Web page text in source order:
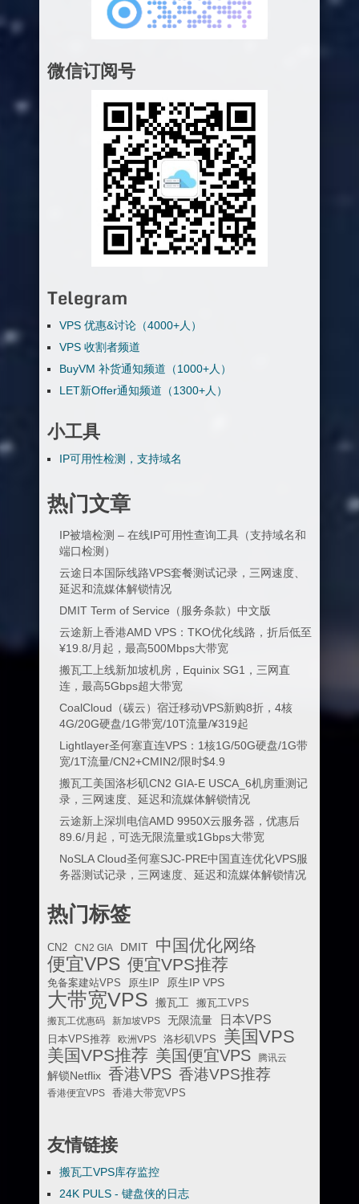
微信订阅号
Telegram
VPS 优惠&讨论（4000+人）
VPS 收割者频道
BuyVM 补货通知频道（1000+人）
LET新Offer通知频道（1300+人）
小工具
IP可用性检测，支持域名
热门文章
IP被墙检测 – 在线IP可用性查询工具（支持域名和
端口检测）
云途日本国际线路VPS套餐测试记录，三网速度、
延迟和流媒体解锁情况
DMIT Term of Service（服务条款）中文版
云途新上香港AMD VPS：TKO优化线路，折后低至
¥19.8/月起，最高500Mbps大带宽
搬瓦工上线新加坡机房，Equinix SG1，三网直
连，最高5Gbps超大带宽
CoalCloud（碳云）宿迁移动VPS新购8折，4核
4G/20G硬盘/1G带宽/10T流量/¥319起
Lightlayer圣何塞直连VPS：1核1G/50G硬盘/1G带
宽/1T流量/CN2+CMIN2/限时$4.9
搬瓦工美国洛杉矶CN2 GIA-E USCA_6机房重测记
录，三网速度、延迟和流媒体解锁情况
云途新上深圳电信AMD 9950X云服务器，优惠后
89.6/月起，可选无限流量或1Gbps大带宽
NoSLA Cloud圣何塞SJC-PRE中国直连优化VPS服
务器测试记录，三网速度、延迟和流媒体解锁情况
热门标签
CN2 CN2 GIA DMIT 中国优化网络
便宜VPS 便宜VPS推荐
免备案建站VPS 原生IP 原生IP VPS
大带宽VPS 搬瓦工
搬瓦工VPS
搬瓦工优惠码
新加坡VPS 无限流量 日本VPS
日本VPS推荐 欧洲VPS 洛杉矶VPS 美国VPS
美国VPS推荐 美国便宜VPS 腾讯云
解锁Netflix 香港VPS 香港VPS推荐
香港便宜VPS 香港大带宽VPS
友情链接
搬瓦工VPS库存监控
24K PULS - 键盘侠的日志